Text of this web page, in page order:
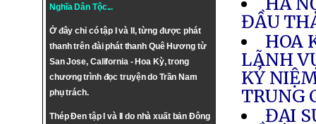
Nghĩa Dân Tộc...
Ở đây chỉ có tập I và II, từng được phát
thanh trên đài phát thanh Quê Hương từ
San Jose, California - Hoa Kỳ, trong
chương trình đọc truyện do Trần Nam
phụ trách.
Thép Đen tập I và II do nhà xuất bản Đông
ĐẦU
HOA
LÃNH
KỶ
TRUNG
ĐẠI